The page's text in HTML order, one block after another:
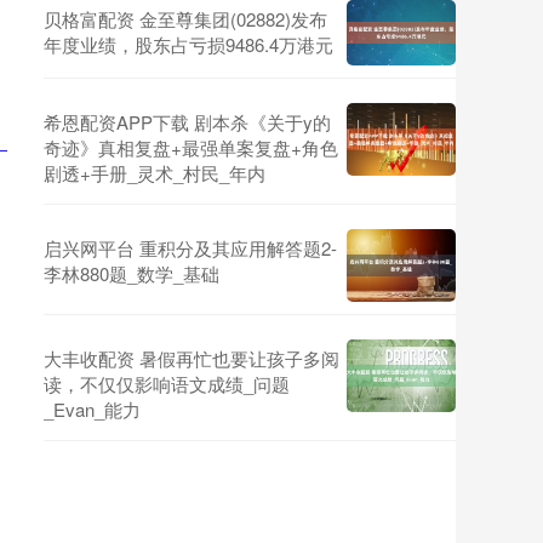
贝格富配资 金至尊集团(02882)发布
年度业绩，股东占亏损9486.4万港元
希恩配资APP下载 剧本杀《关于y的
奇迹》真相复盘+最强单案复盘+角色
剧透+手册_灵术_村民_年内
启兴网平台 重积分及其应用解答题2-
李林880题_数学_基础
大丰收配资 暑假再忙也要让孩子多阅
读，不仅仅影响语文成绩_问题
_Evan_能力